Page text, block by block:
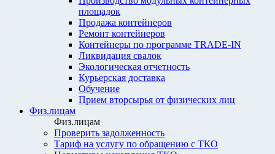
площадок
Продажа контейнеров
Ремонт контейнеров
Контейнеры по программе TRADE-IN
Ликвидация свалок
Экологическая отчетность
Курьерская доставка
Обучение
Прием вторсырья от физических лиц
Физ.лицам
Физ.лицам
Проверить задолженность
Тариф на услугу по обращению с ТКО